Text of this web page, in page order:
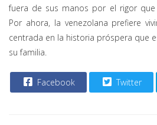
fuera de sus manos por el rigor
Por ahora, la venezolana prefiere
centrada en la historia próspera que
su familia.
Facebook Twitter